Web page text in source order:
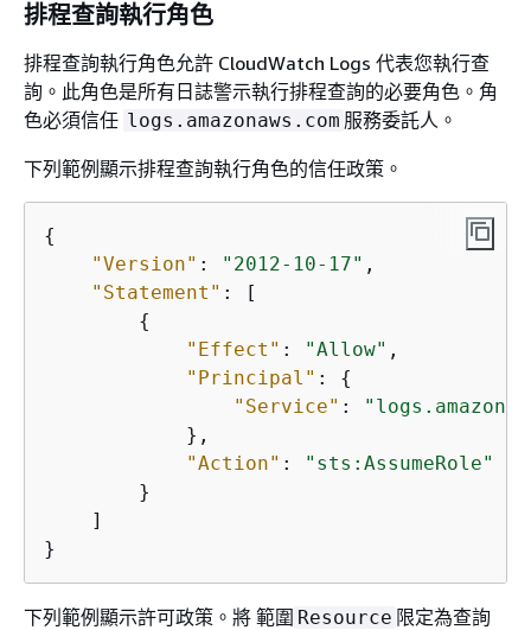
排程查詢執行角色
排程查詢執行角色允許 CloudWatch Logs 代表您執行查
詢。此角色是所有日誌警示執行排程查詢的必要角色。角
色必須信任 logs.amazonaws.com 服務委託人。
下列範例顯示排程查詢執行角色的信任政策。
{
"Version" : "2012-10-17" ,
"Statement" : [
{
"Effect" : "Allow" ,
"Principal" : {
"Service" :
            },
"Action" :
"sts:AssumeRole"
        }
    ]
}
下列範例顯示許可政策。將 範圍 Resource 限定為查詢